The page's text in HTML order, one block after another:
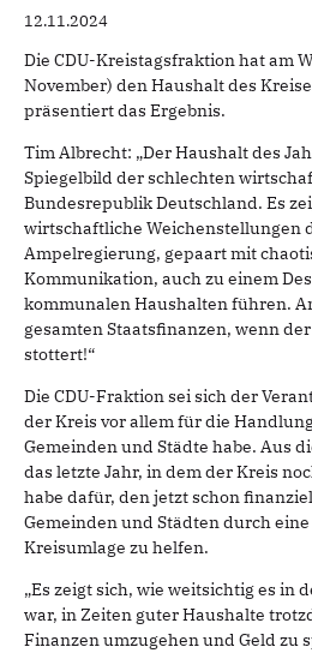
12.11.2024
Die CDU-Kreistagsfraktion hat am
November) den Haushalt des
präsentiert das Ergebnis.
Tim Albrecht: „Der Haushalt des
Spiegelbild der schlechten
Bundesrepublik Deutschland. Es
wirtschaftliche Weichenstellungen
Ampelregierung, gepaart mit
Kommunikation, auch zu einem
kommunalen Haushalten führen.
gesamten Staatsfinanzen, wenn
stottert!“
Die CDU-Fraktion sei sich der
der Kreis vor allem für die
Gemeinden und Städte habe. Aus
das letzte Jahr, in dem der Kreis
habe dafür, den jetzt schon
Gemeinden und Städten durch
Kreisumlage zu helfen.
„Es zeigt sich, wie weitsichtig es in
war, in Zeiten guter Haushalte
Finanzen umzugehen und Geld zu